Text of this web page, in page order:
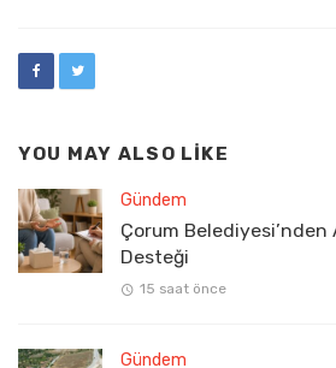
YOU MAY ALSO LIKE
Gündem
Çorum Belediyesi’nden
Desteği
15 saat önce
Gündem